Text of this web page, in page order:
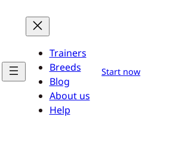
Trainers
Breeds
Blog
About us
Help
Start now